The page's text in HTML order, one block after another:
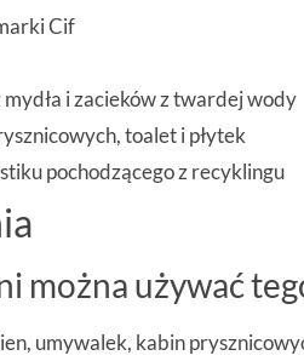
Cif
i zacieków z twardej wody
toalet i płytek
pochodzącego z recyklingu
można używać
umywalek, kabin